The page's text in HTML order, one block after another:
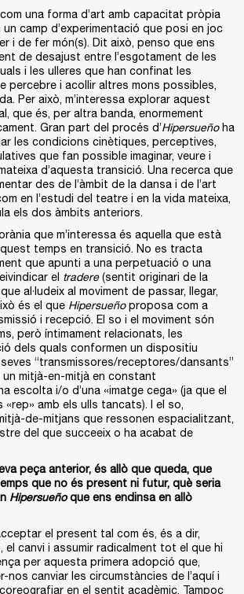
una forma d’art amb capacitat pròpia
camp d’experimentació que posi en joc
i de fer món(s). Dit això, penso que ens
de desajust entre l’esgotament de les
i les ulleres que han confinat les
percebre i acollir altres mons possibles,
Per això, m’interessa explorar aquest
que és, per altra banda, enormement
Gran part del procés d’Hipersueñoha
les condicions cinètiques, perceptives,
que fan possible imaginar, veure i
d’aquesta transició. Una recerca que
des de l’àmbit de la dansa i de l’art
en l’estudi del teatre i en la vida mateixa,
els dos àmbits anteriors.
que m’interessa és aquella que està
temps en transició. No es tracta
que apunti a una perpetuació o una
el tradere(sentit originari de la
al·ludeix al moviment de passar, llegar,
és el que Hipersueñoproposa com a
i recepció. El so i el moviment són
però íntimament relacionats, les
dels quals conformen un dispositiu
seves “transmissores/receptores/dansants”
mitjà-en-mitjà en constant
escolta i/o d’una «imatge cega» (ja que el
amb els ulls tancats). I el so,
de-mitjans que ressonen espacialitzant,
del que succeeix o ha acabat de
peça anterior, és allò que queda, que
que no és present ni futur, què seria
Hipersueñoque ens endinsa en allò
el present tal com és, és a dir,
el canvi i assumir radicalment tot el que hi
per aquesta primera adopció que,
nos canviar les circumstàncies de l’aquí i
coreografiar en el sentit acadèmic. Tampoc